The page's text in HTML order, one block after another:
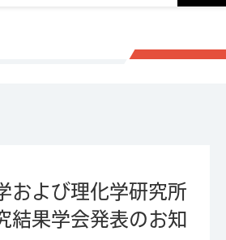
および理化学研究所
結果学会発表のお知